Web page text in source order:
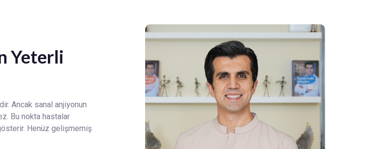
Yeterli
Ancak sanal anjiyonun
Bu nokta hastalar
Henüz gelişmemiş